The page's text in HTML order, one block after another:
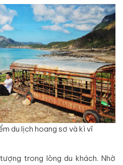
du lịch hoang sơ và kì vĩ
trong lòng du khách. Nhờ